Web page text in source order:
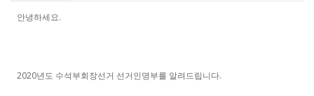
안녕하세요.
2020년도 수석부회장선거 선거인명부를 알려드립니다.